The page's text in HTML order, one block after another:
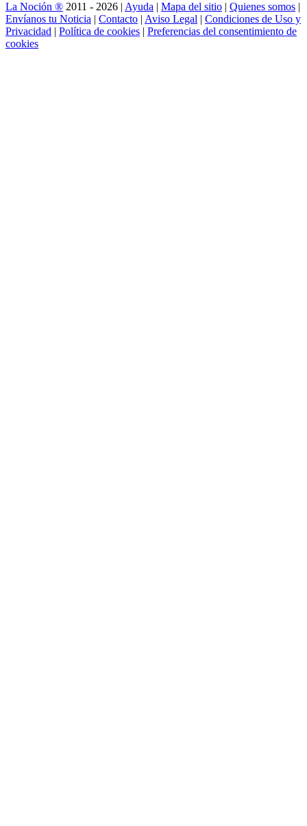
La Noción ® 2011 - 2026 | Ayuda | Mapa del sitio | Quienes somos |
Envíanos tu Noticia | Contacto | Aviso Legal | Condiciones de Uso y
Privacidad | Política de cookies | Preferencias del consentimiento de
cookies